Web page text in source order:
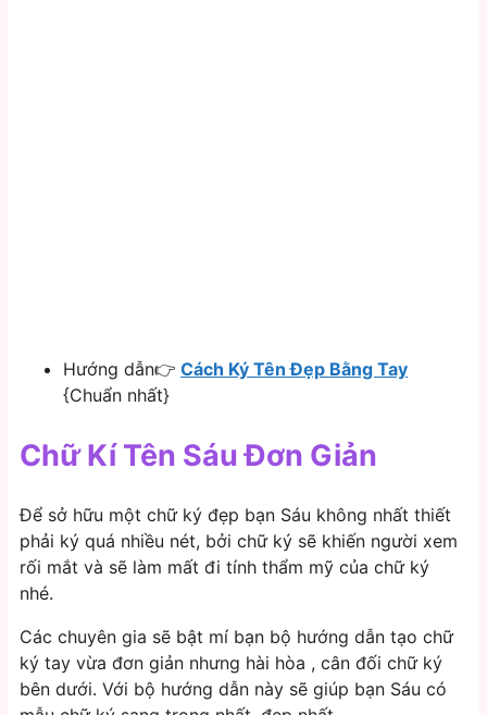
Hướng dẫn👉 Cách Ký Tên Đẹp Bằng Tay
{Chuẩn nhất}
Chữ Kí Tên Sáu Đơn Giản
Để sở hữu một chữ ký đẹp bạn Sáu không nhất thiết
phải ký quá nhiều nét, bởi chữ ký sẽ khiến người xem
rối mắt và sẽ làm mất đi tính thẩm mỹ của chữ ký
nhé.
Các chuyên gia sẽ bật mí bạn bộ hướng dẫn tạo chữ
ký tay vừa đơn giản nhưng hài hòa , cân đối chữ ký
bên dưới. Với bộ hướng dẫn này sẽ giúp bạn Sáu có